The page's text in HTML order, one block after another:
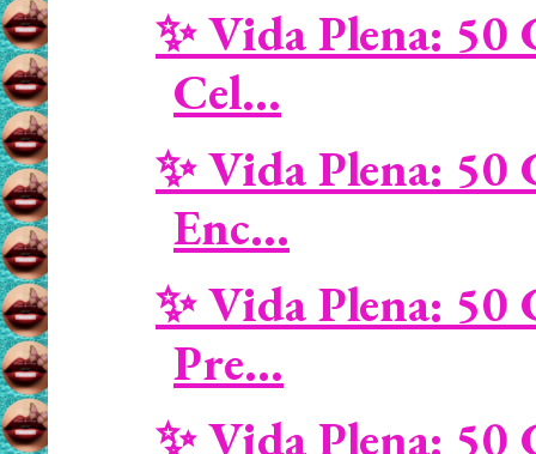
✨ Vida Plena: 50
Cel...
✨ Vida Plena: 50
Enc...
✨ Vida Plena: 50
Pre...
✨ Vida Plena: 50